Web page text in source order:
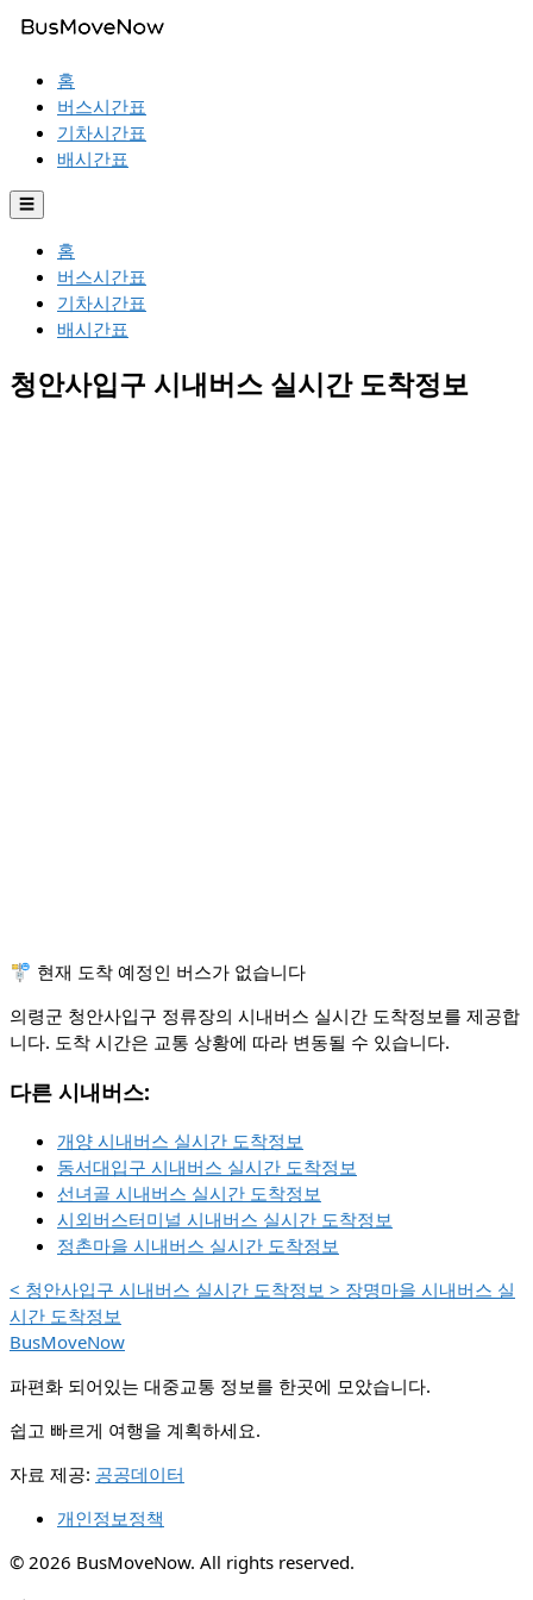
홈
버스시간표
기차시간표
배시간표
☰
홈
버스시간표
기차시간표
배시간표
청안사입구 시내버스 실시간 도착정보
🚏 현재 도착 예정인 버스가 없습니다
의령군 청안사입구 정류장의 시내버스 실시간 도착정보를 제공합
니다. 도착 시간은 교통 상황에 따라 변동될 수 있습니다.
다른 시내버스:
개양 시내버스 실시간 도착정보
동서대입구 시내버스 실시간 도착정보
선녀골 시내버스 실시간 도착정보
시외버스터미널 시내버스 실시간 도착정보
정촌마을 시내버스 실시간 도착정보
< 청안사입구 시내버스 실시간 도착정보 > 장명마을 시내버스 실
시간 도착정보
BusMoveNow
파편화 되어있는 대중교통 정보를 한곳에 모았습니다.
쉽고 빠르게 여행을 계획하세요.
자료 제공: 공공데이터
개인정보정책
© 2026 BusMoveNow. All rights reserved.